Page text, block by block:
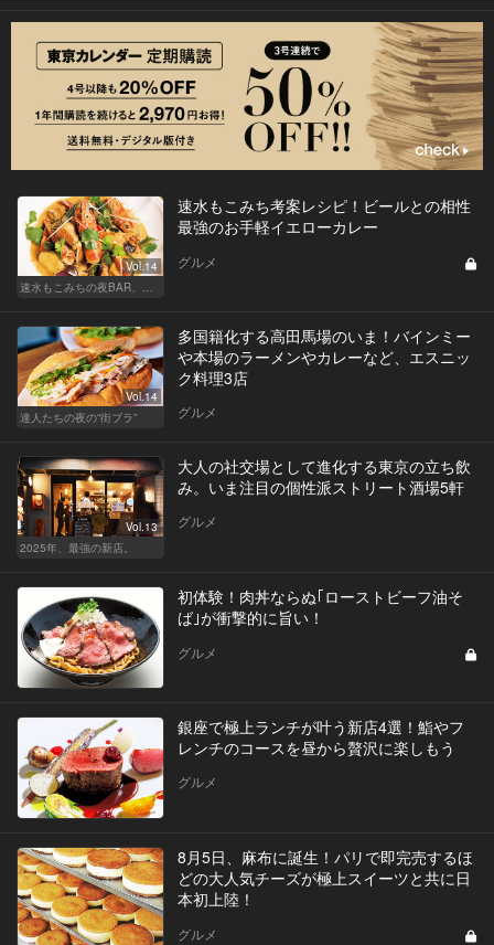
Vol.14
速水もこみちの夜BAR、夜メシ、夜レシピ
速水もこみち考案レシピ！ビールとの相性
最強のお手軽イエローカレー
グルメ
Vol.14
達人たちの夜の“街ブラ”
多国籍化する高田馬場のいま！バインミー
や本場のラーメンやカレーなど、エスニッ
ク料理3店
グルメ
Vol.13
2025年、最強の新店。
大人の社交場として進化する東京の立ち飲
み。いま注目の個性派ストリート酒場5軒
グルメ
初体験！肉丼ならぬ｢ローストビーフ油そ
ば｣が衝撃的に旨い！
グルメ
銀座で極上ランチが叶う新店4選！鮨やフ
レンチのコースを昼から贅沢に楽しもう
グルメ
8月5日、麻布に誕生！パリで即完売するほ
どの大人気チーズが極上スイーツと共に日
本初上陸！
グルメ